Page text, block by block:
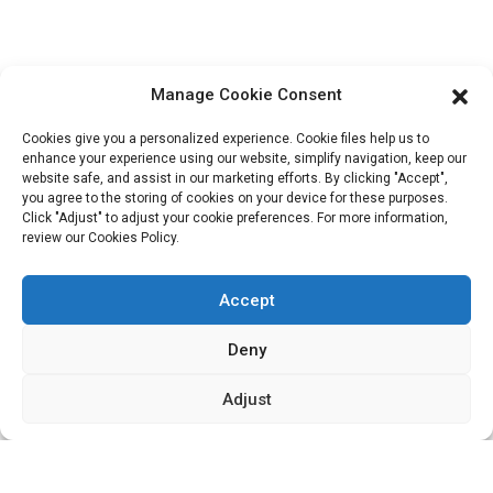
+86 13410678885
Bulletins D'information
Manage Cookie Consent
Cookies give you a personalized experience. Cookie files help us to
enhance your experience using our website, simplify navigation, keep our
website safe, and assist in our marketing efforts. By clicking "Accept",
you agree to the storing of cookies on your device for these purposes.
Click "Adjust" to adjust your cookie preferences. For more information,
review our Cookies Policy.
Accept
Deny
Adjust